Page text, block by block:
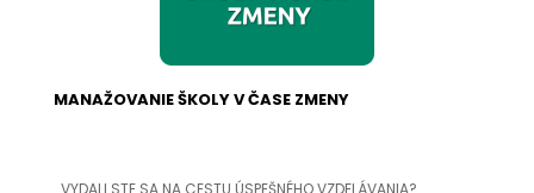
MANAŽOVANIE ŠKOLY V ČASE ZMENY